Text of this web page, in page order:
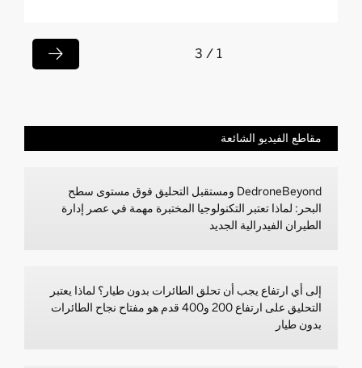
1 / 3

مقاطع الفيديو الشائعة
DedroneBeyond ومستقبل التحليق فوق مستوى سطح
البحر: لماذا تعتبر التكنولوجيا المختبرة مهمة في عصر إدارة
الطيران الفيدرالية الجديد
إلى أي ارتفاع يجب أن تحلق الطائرات بدون طيار؟ لماذا يعتبر
التحليق على ارتفاع 200 و400 قدم هو مفتاح نجاح الطائرات
بدون طيار